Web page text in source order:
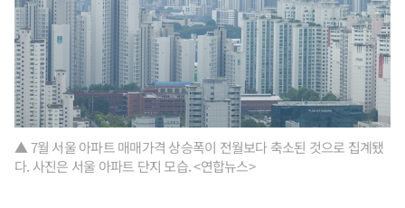
▲ 7월 서울 아파트 매매가격 상승폭이 전월보다 축소된 것으로 집계됐
다. 사진은 서울 아파트 단지 모습. <연합뉴스>